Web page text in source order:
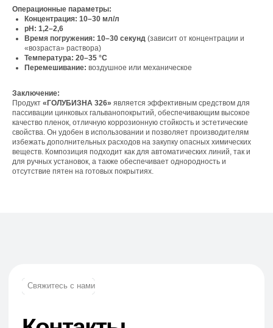
Операционные параметры:
Концентрация: 10–30 мл/л
рН: 1,2–2,6
Время погружения: 10–30 секунд (зависит от концентрации и
«возраста» раствора)
Температура: 20–35 °С
Перемешивание: воздушное или механическое
Заключение:
Продукт «ГОЛУБИЗНА 326» является эффективным средством для
пассивации цинковых гальванопокрытий, обеспечивающим высокое
качество пленок, отличную коррозионную стойкость и эстетические
свойства. Он удобен в использовании и позволяет производителям
избежать дополнительных расходов на закупку опасных химических
веществ. Композиция подходит как для автоматических линий, так и
для ручных установок, а также обеспечивает однородность и
отсутствие пятен на готовых покрытиях.
trade.prime98@list.ru
trade.prime@mail.ru
E-mail:
+7 (927) 911-53-50
+7 (965) 881-85-55
Ломоносовский, ул. Академика Пилюгина, д.
12, к. 1, помещ. 3/1